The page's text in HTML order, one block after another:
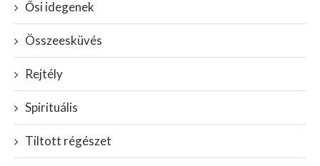
Ősi idegenek
Összeesküvés
Rejtély
Spirituális
Tiltott régészet